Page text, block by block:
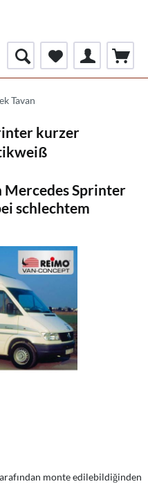
Tavan
kurzer
Mercedes Sprinter
schlechtem
monte edilebildiğinden